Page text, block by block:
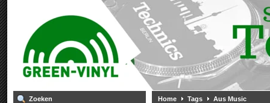
Zoeken Home Tags Aus Music